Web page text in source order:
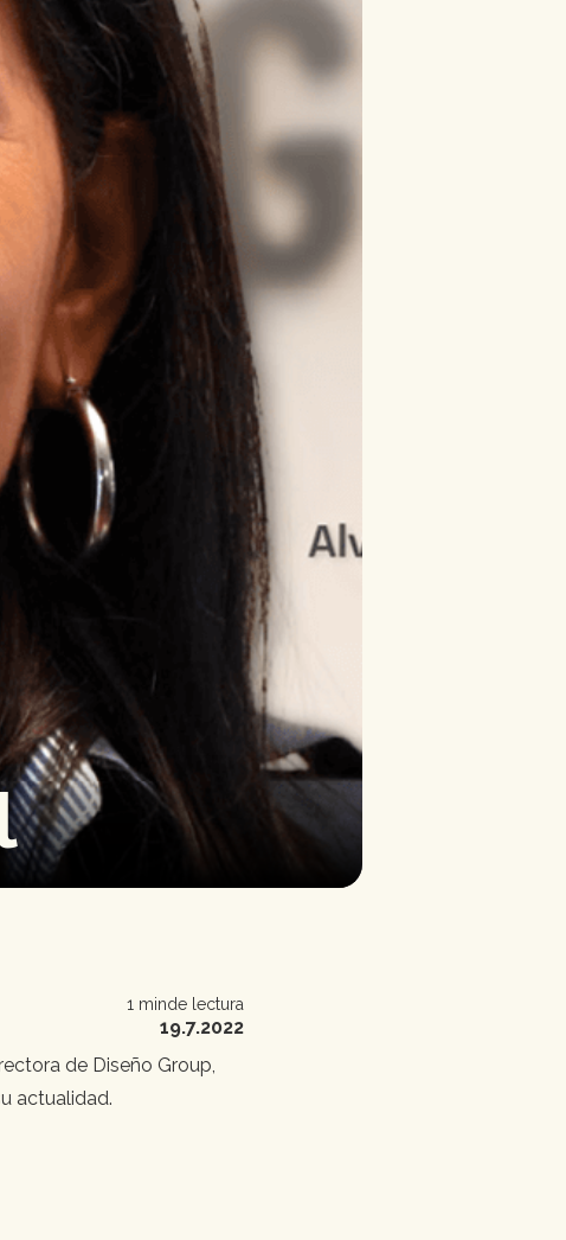
1 minde lectura
19.7.2022
de Diseño Group,
actualidad.